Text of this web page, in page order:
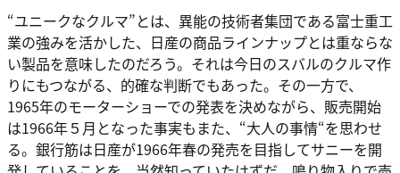
“ユニークなクルマ”とは、異能の技術者集団である富士重工
業の強みを活かした、日産の商品ラインナップとは重ならな
い製品を意味したのだろう。それは今日のスバルのクルマ作
りにもつながる、的確な判断でもあった。その一方で、
1965年のモーターショーでの発表を決めながら、販売開始
は1966年５月となった事実もまた、“大人の事情“を思わせ
る。銀行筋は日産が1966年春の発売を目指してサニーを開